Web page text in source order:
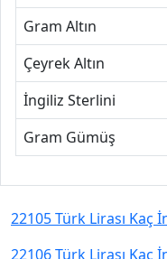
Gram Altın
Çeyrek Altın
İngiliz Sterlini
Gram Gümüş
22105 Türk Lirası Kaç
22106 Türk Lirası Kaç